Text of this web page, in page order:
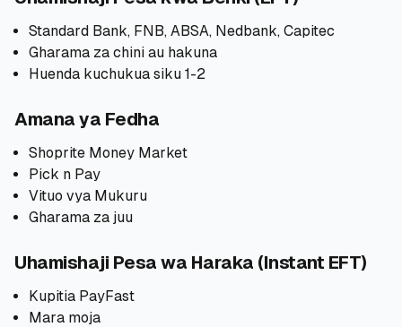
Standard Bank, FNB, ABSA, Nedbank, Capitec
Gharama za chini au hakuna
Huenda kuchukua siku 1-2
Amana ya Fedha
Shoprite Money Market
Pick n Pay
Vituo vya Mukuru
Gharama za juu
Uhamishaji Pesa wa Haraka (Instant EFT)
Kupitia PayFast
Mara moja